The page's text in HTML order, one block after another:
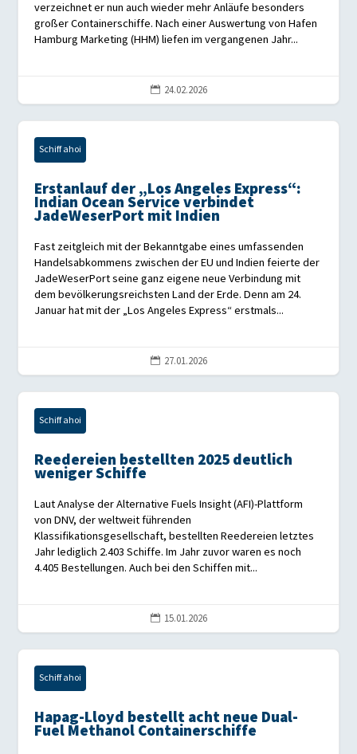
verzeichnet er nun auch wieder mehr Anläufe besonders
großer Containerschiffe. Nach einer Auswertung von Hafen
Hamburg Marketing (HHM) liefen im vergangenen Jahr...
 24.02.2026
Schiff ahoi
Erstanlauf der „Los Angeles Express“:
Indian Ocean Service verbindet
JadeWeserPort mit Indien
Fast zeitgleich mit der Bekanntgabe eines umfassenden
Handelsabkommens zwischen der EU und Indien feierte der
JadeWeserPort seine ganz eigene neue Verbindung mit
dem bevölkerungsreichsten Land der Erde. Denn am 24.
Januar hat mit der „Los Angeles Express“ erstmals...
 27.01.2026
Schiff ahoi
Reedereien bestellten 2025 deutlich
weniger Schiffe
Laut Analyse der Alternative Fuels Insight (AFI)-Plattform
von DNV, der weltweit führenden
Klassifikationsgesellschaft, bestellten Reedereien letztes
Jahr lediglich 2.403 Schiffe. Im Jahr zuvor waren es noch
4.405 Bestellungen. Auch bei den Schiffen mit...
 15.01.2026
Schiff ahoi
Hapag-Lloyd bestellt acht neue Dual-
Fuel Methanol Containerschiffe